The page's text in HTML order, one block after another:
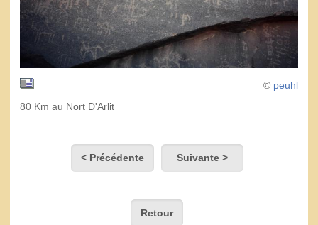
© peuhl
80 Km au Nort D'Arlit
< Précédente Suivante >
Retour